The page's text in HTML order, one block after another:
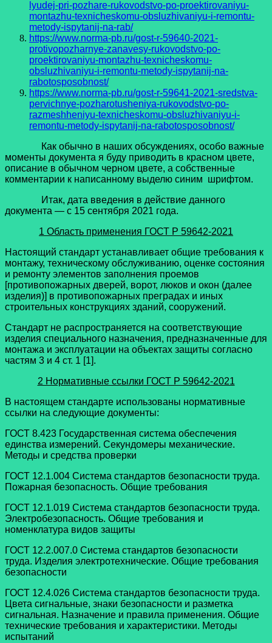
lyudej-pri-pozhare-rukovodstvo-po-proektirovaniyu-
montazhu-texnicheskomu-obsluzhivaniyu-i-remontu-
metody-ispytanij-na-rab/
https://www.norma-pb.ru/gost-r-59640-2021-
protivopozharnye-zanavesy-rukovodstvo-po-
proektirovaniyu-montazhu-texnicheskomu-
obsluzhivaniyu-i-remontu-metody-ispytanij-na-
rabotosposobnost/
https://www.norma-pb.ru/gost-r-59641-2021-sredstva-
pervichnye-pozharotusheniya-rukovodstvo-po-
razmeshheniyu-texnicheskomu-obsluzhivaniyu-i-
remontu-metody-ispytanij-na-rabotosposobnost/
Как обычно в наших обсуждениях, особо важные
моменты документа я буду приводить в красном цвете,
описание в обычном черном цвете, а собственные
комментарии к написанному выделю синим шрифтом.
Итак, дата введения в действие данного
документа — с 15 сентября 2021 года.
1 Область применения ГОСТ Р 59642-2021
Настоящий стандарт устанавливает общие требования к
монтажу, техническому обслуживанию, оценке состояния
и ремонту элементов заполнения проемов
[противопожарных дверей, ворот, люков и окон (далее
изделия)] в противопожарных преградах и иных
строительных конструкциях зданий, сооружений.
Стандарт не распространяется на соответствующие
изделия специального назначения, предназначенные для
монтажа и эксплуатации на объектах защиты согласно
частям 3 и 4 ст. 1 [1].
2 Нормативные ссылки ГОСТ Р 59642-2021
В настоящем стандарте использованы нормативные
ссылки на следующие документы:
ГОСТ 8.423 Государственная система обеспечения
единства измерений. Секундомеры механические.
Методы и средства проверки
ГОСТ 12.1.004 Система стандартов безопасности труда.
Пожарная безопасность. Общие требования
ГОСТ 12.1.019 Система стандартов безопасности труда.
Электробезопасность. Общие требования и
номенклатура видов защиты
ГОСТ 12.2.007.0 Система стандартов безопасности
труда. Изделия электротехнические. Общие требования
безопасности
ГОСТ 12.4.026 Система стандартов безопасности труда.
Цвета сигнальные, знаки безопасности и разметка
сигнальная. Назначение и правила применения. Общие
технические требования и характеристики. Методы
испытаний